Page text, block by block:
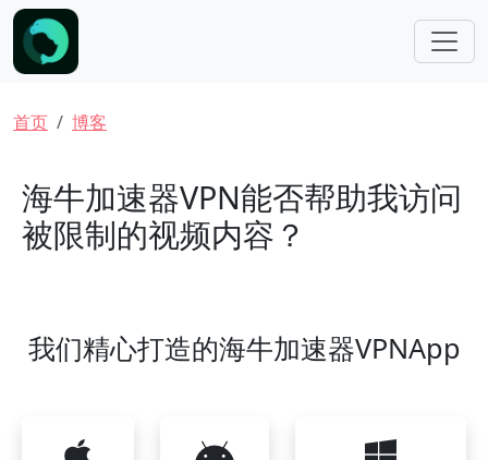
跳转到主要内容
面包屑
首页 博客
海牛加速器VPN能否帮助我访问
被限制的视频内容？
我们精心打造的海牛加速器VPNApp